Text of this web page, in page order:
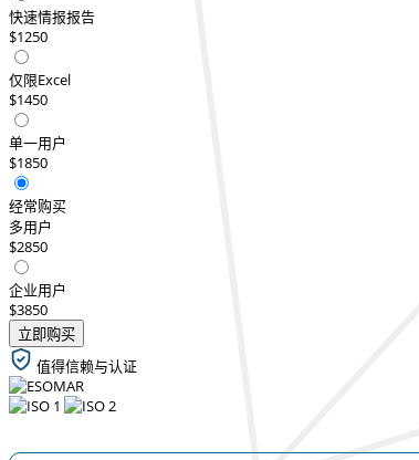
快速情报报告
$1250
仅限Excel
$1450
单一用户
$1850
经常购买
多用户
$2850
企业用户
$3850
立即购买
值得信赖与认证